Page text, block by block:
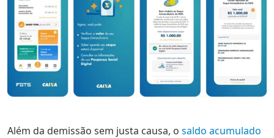
Além da demissão sem justa causa, o saldo acumulado